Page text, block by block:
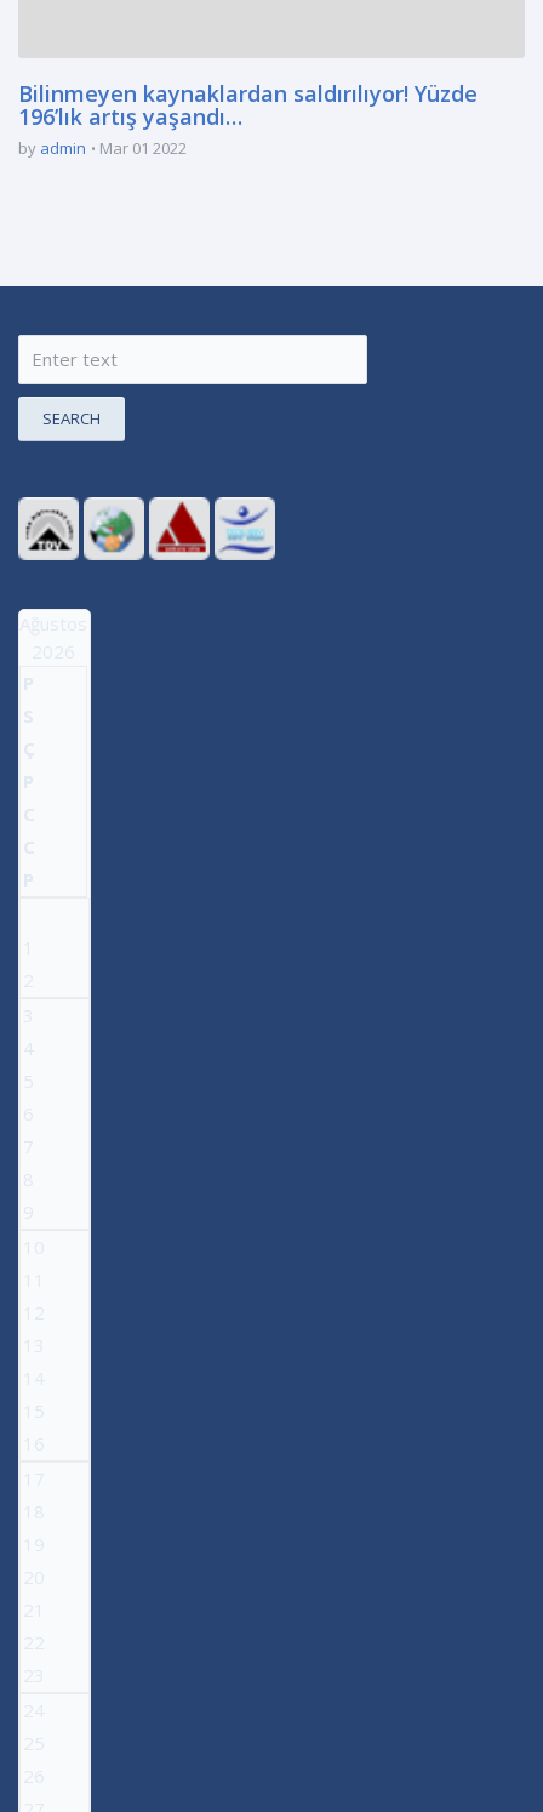
Bilinmeyen kaynaklardan saldırılıyor! Yüzde
196’lık artış yaşandı…
by admin Mar 01 2022
SEARCH
Ağustos
2026
P
S
Ç
P
C
C
P
1
2
3
4
5
6
7
8
9
10
11
12
13
14
15
16
17
18
19
20
21
22
23
24
25
26